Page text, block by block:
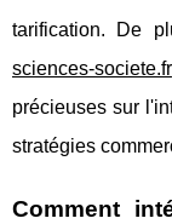
tarification. De
sciences-societe.fr
précieuses sur
stratégies
Comment